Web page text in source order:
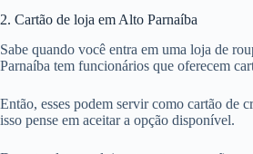
2. Cartão de loja em Alto Parnaíba
Sabe quando você entra em uma loja de
Parnaíba tem funcionários que oferecem
Então, esses podem servir como cartão de
isso pense em aceitar a opção disponível.